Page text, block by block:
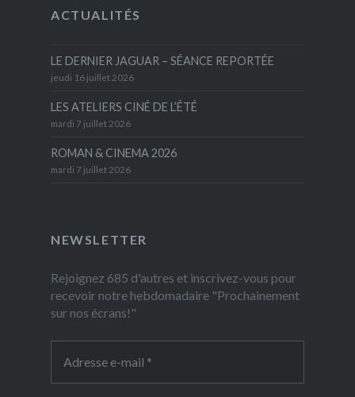
ACTUALITÉS
LE DERNIER JAGUAR – SÉANCE REPORTÉE
jeudi 16 juillet 2026
LES ATELIERS CINÉ DE L’ÉTÉ
mardi 7 juillet 2026
ROMAN & CINEMA 2026
mardi 7 juillet 2026
NEWSLETTER
Rejoignez 685 d'autres et inscrivez-vous pour
recevoir notre hebdomadaire "Prochainement
sur nos écrans!"